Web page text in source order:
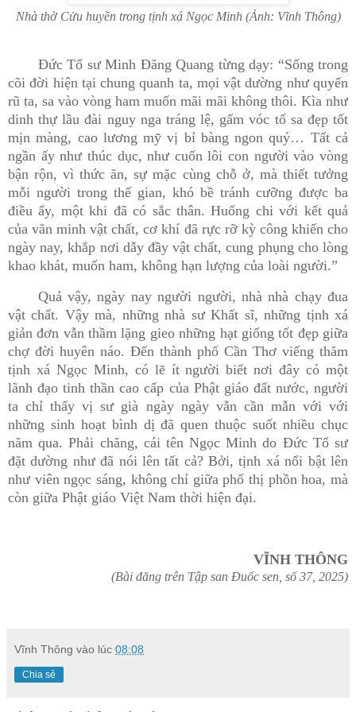
Nhà thờ Cửu huyền trong tịnh xá Ngọc Minh (Ảnh: Vĩnh Thông)
Đức Tổ sư Minh Đăng Quang từng dạy: “Sống trong
cõi đời hiện tại chung quanh ta, mọi vật dường như quyến
rũ ta, sa vào vòng ham muốn mãi mãi không thôi. Kìa như
dinh thự lầu đài nguy nga tráng lệ, gấm vóc tố sa đẹp tốt
mịn màng, cao lương mỹ vị bỉ bàng ngon quý… Tất cả
ngần ấy như thúc dục, như cuốn lôi con người vào vòng
bận rộn, vì thức ăn, sự mặc cùng chỗ ở, mà thiết tưởng
mỗi người trong thế gian, khó bề tránh cưỡng được ba
điều ấy, một khi đã có sắc thân. Huống chi với kết quả
của văn minh vật chất, cơ khí đã rực rỡ kỳ công khiến cho
ngày nay, khắp nơi dẫy đầy vật chất, cung phụng cho lòng
khao khát, muốn ham, không hạn lượng của loài người.”
Quả vậy, ngày nay người người, nhà nhà chạy đua
vật chất. Vậy mà, những nhà sư Khất sĩ, những tịnh xá
giản đơn vẫn thầm lặng gieo những hạt giống tốt đẹp giữa
chợ đời huyên náo. Đến thành phố Cần Thơ viếng thăm
tịnh xá Ngọc Minh, có lẽ ít người biết nơi đây có một
lãnh đạo tinh thần cao cấp của Phật giáo đất nước, người
ta chỉ thấy vị sư già ngày ngày vẫn cần mẫn với với
những sinh hoạt bình dị đã quen thuộc suốt nhiều chục
năm qua. Phải chăng, cái tên Ngọc Minh do Đức Tổ sư
đặt dường như đã nói lên tất cả? Bởi, tịnh xá nổi bật lên
như viên ngọc sáng, không chỉ giữa phố thị phồn hoa, mà
còn giữa Phật giáo Việt Nam thời hiện đại.
VĨNH THÔNG
(Bài đăng trên Tập san Đuốc sen, số 37, 2025)
Vĩnh Thông vào lúc 08:08
Chia sẻ